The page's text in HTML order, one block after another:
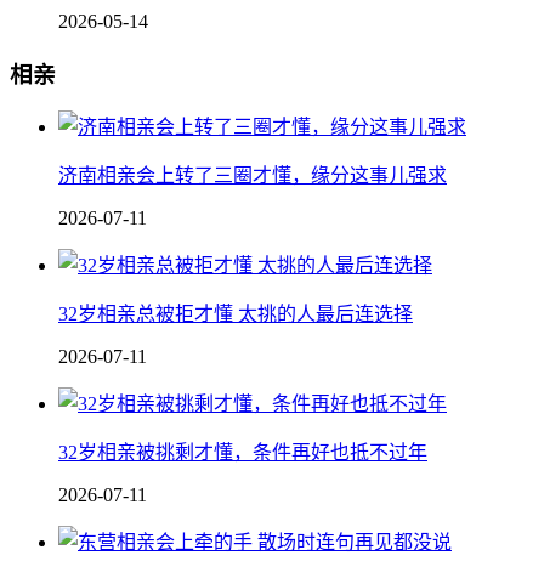
2026-05-14
相亲
济南相亲会上转了三圈才懂，缘分这事儿强求
2026-07-11
32岁相亲总被拒才懂 太挑的人最后连选择
2026-07-11
32岁相亲被挑剩才懂，条件再好也抵不过年
2026-07-11